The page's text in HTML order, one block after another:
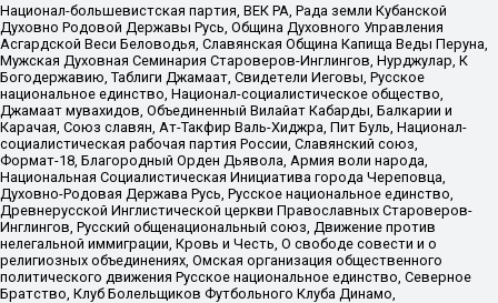
Национал-большевистская партия, ВЕК РА, Рада земли Кубанской
Духовно Родовой Державы Русь, Община Духовного Управления
Асгардской Веси Беловодья, Славянская Община Капища Веды Перуна,
Мужская Духовная Семинария Староверов-Инглингов, Нурджулар, К
Богодержавию, Таблиги Джамаат, Свидетели Иеговы, Русское
национальное единство, Национал-социалистическое общество,
Джамаат мувахидов, Объединенный Вилайат Кабарды, Балкарии и
Карачая, Союз славян, Ат-Такфир Валь-Хиджра, Пит Буль, Национал-
социалистическая рабочая партия России, Славянский союз,
Формат-18, Благородный Орден Дьявола, Армия воли народа,
Национальная Социалистическая Инициатива города Череповца,
Духовно-Родовая Держава Русь, Русское национальное единство,
Древнерусской Инглистической церкви Православных Староверов-
Инглингов, Русский общенациональный союз, Движение против
нелегальной иммиграции, Кровь и Честь, О свободе совести и о
религиозных объединениях, Омская организация общественного
политического движения Русское национальное единство, Северное
Братство, Клуб Болельщиков Футбольного Клуба Динамо,